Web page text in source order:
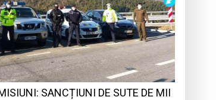
SANCȚIUNI DE SUTE DE MII